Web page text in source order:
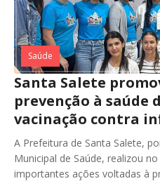
Saúde
Santa Salete
prevenção à saúde
vacinação contra
A Prefeitura de Santa Salete,
Municipal de Saúde, realizou
importantes ações voltadas à